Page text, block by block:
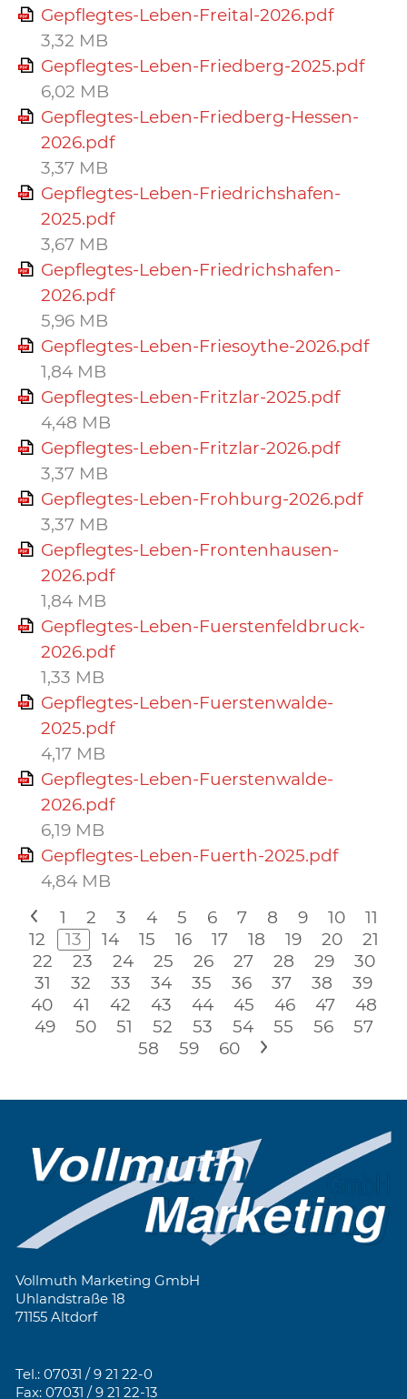
Gepflegtes-Leben-Freital-2026.pdf
3,32 MB
Gepflegtes-Leben-Friedberg-2025.pdf
6,02 MB
Gepflegtes-Leben-Friedberg-Hessen-
2026.pdf
3,37 MB
Gepflegtes-Leben-Friedrichshafen-
2025.pdf
3,67 MB
Gepflegtes-Leben-Friedrichshafen-
2026.pdf
5,96 MB
Gepflegtes-Leben-Friesoythe-2026.pdf
1,84 MB
Gepflegtes-Leben-Fritzlar-2025.pdf
4,48 MB
Gepflegtes-Leben-Fritzlar-2026.pdf
3,37 MB
Gepflegtes-Leben-Frohburg-2026.pdf
3,37 MB
Gepflegtes-Leben-Frontenhausen-
2026.pdf
1,84 MB
Gepflegtes-Leben-Fuerstenfeldbruck-
2026.pdf
1,33 MB
Gepflegtes-Leben-Fuerstenwalde-
2025.pdf
4,17 MB
Gepflegtes-Leben-Fuerstenwalde-
2026.pdf
6,19 MB
Gepflegtes-Leben-Fuerth-2025.pdf
4,84 MB
<
1 2 3 4 5 6 7 8 9 10
11
12
13 14 15 16 17 18 19 20
21
22
23 24 25 26 27 28 29
30
31
32 33 34 35 36 37 38
39
40
41 42 43 44 45 46 47
48
49
50 51 52 53 54 55 56
57
58
59 60 >
Vollmuth Marketing GmbH
Uhlandstraße 18
71155 Altdorf
Tel.: 07031 / 9 21 22-0
Fax: 07031 / 9 21 22-13